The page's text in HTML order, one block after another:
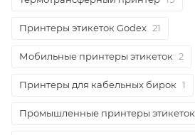
Принтеры этикеток Godex 21
Мобильные принтеры этикеток 2
Принтеры для кабельных бирок 1
Промышленные принтеры этикеток